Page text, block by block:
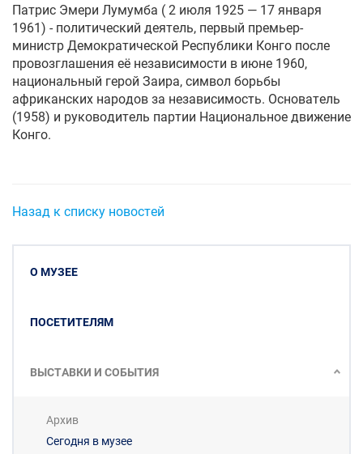
Патрис Эмери Лумумба ( 2 июля 1925 — 17 января
1961) - политический деятель, первый премьер-
министр Демократической Республики Конго после
провозглашения её независимости в июне 1960,
национальный герой Заира, символ борьбы
африканских народов за независимость. Основатель
(1958) и руководитель партии Национальное движение
Конго.
Назад к списку новостей
О МУЗЕЕ
ПОСЕТИТЕЛЯМ
ВЫСТАВКИ И СОБЫТИЯ
Архив
Сегодня в музее